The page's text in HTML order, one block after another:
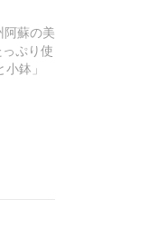
阿蘇の美
ぷり使
鉢」